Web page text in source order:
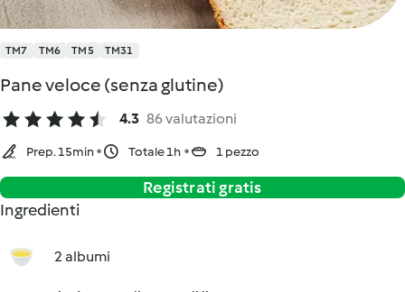
TM7 TM6 TM5 TM31
Pane veloce (senza glutine)
4.3 86 valutazioni
Prep. 15min Totale 1h 1 pezzo
Registrati gratis
Ingredienti
2 albumi